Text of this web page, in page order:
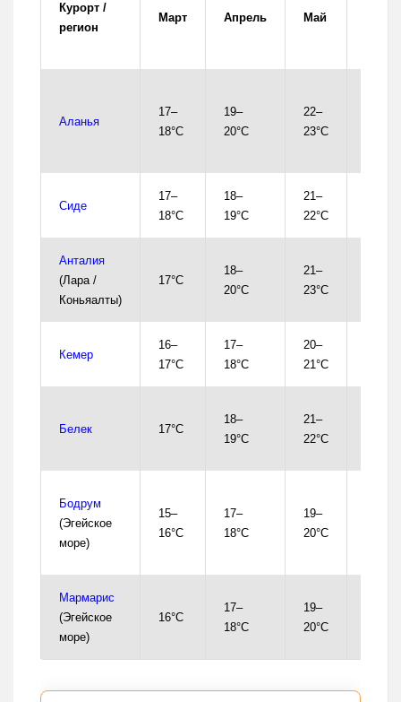
Курорт /
регион
Март Апрель Май
Аланья
17–
18°C
19–
20°C
22–
23°C
Сиде
17–
18°C
18–
19°C
21–
22°C
Анталия
(Лара /
Коньяалты)
17°C
18–
20°C
21–
23°C
Кемер
16–
17°C
17–
18°C
20–
21°C
Белек 17°C
18–
19°C
21–
22°C
Бодрум
(Эгейское
море)
15–
16°C
17–
18°C
19–
20°C
Мармарис
(Эгейское
море)
16°C
17–
18°C
19–
20°C